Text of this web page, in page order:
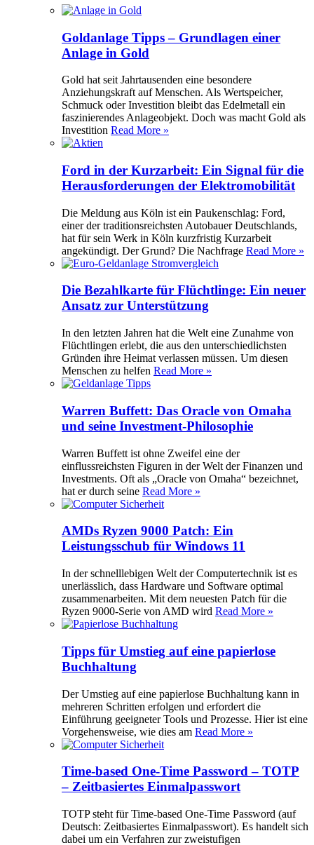
Goldanlage Tipps – Grundlagen einer
Anlage in Gold
Gold hat seit Jahrtausenden eine besondere
Anziehungskraft auf Menschen. Als Wertspeicher,
Schmuck oder Investition bleibt das Edelmetall ein
faszinierendes Anlageobjekt. Doch was macht Gold als
Investition Read More »
Ford in der Kurzarbeit: Ein Signal für die
Herausforderungen der Elektromobilität
Die Meldung aus Köln ist ein Paukenschlag: Ford,
einer der traditionsreichsten Autobauer Deutschlands,
hat für sein Werk in Köln kurzfristig Kurzarbeit
angekündigt. Der Grund? Die Nachfrage Read More »
Die Bezahlkarte für Flüchtlinge: Ein neuer
Ansatz zur Unterstützung
In den letzten Jahren hat die Welt eine Zunahme von
Flüchtlingen erlebt, die aus den unterschiedlichsten
Gründen ihre Heimat verlassen müssen. Um diesen
Menschen zu helfen Read More »
Warren Buffett: Das Oracle von Omaha
und seine Investment-Philosophie
Warren Buffett ist ohne Zweifel eine der
einflussreichsten Figuren in der Welt der Finanzen und
Investments. Oft als „Oracle von Omaha“ bezeichnet,
hat er durch seine Read More »
AMDs Ryzen 9000 Patch: Ein
Leistungsschub für Windows 11
In der schnelllebigen Welt der Computertechnik ist es
unerlässlich, dass Hardware und Software optimal
zusammenarbeiten. Mit dem neuesten Patch für die
Ryzen 9000-Serie von AMD wird Read More »
Tipps für Umstieg auf eine papierlose
Buchhaltung
Der Umstieg auf eine papierlose Buchhaltung kann in
mehreren Schritten erfolgen und erfordert die
Einführung geeigneter Tools und Prozesse. Hier ist eine
Vorgehensweise, wie dies am Read More »
Time-based One-Time Password – TOTP
– Zeitbasiertes Einmalpasswort
TOTP steht für Time-based One-Time Password (auf
Deutsch: Zeitbasiertes Einmalpasswort). Es handelt sich
dabei um ein Verfahren zur zweistufigen